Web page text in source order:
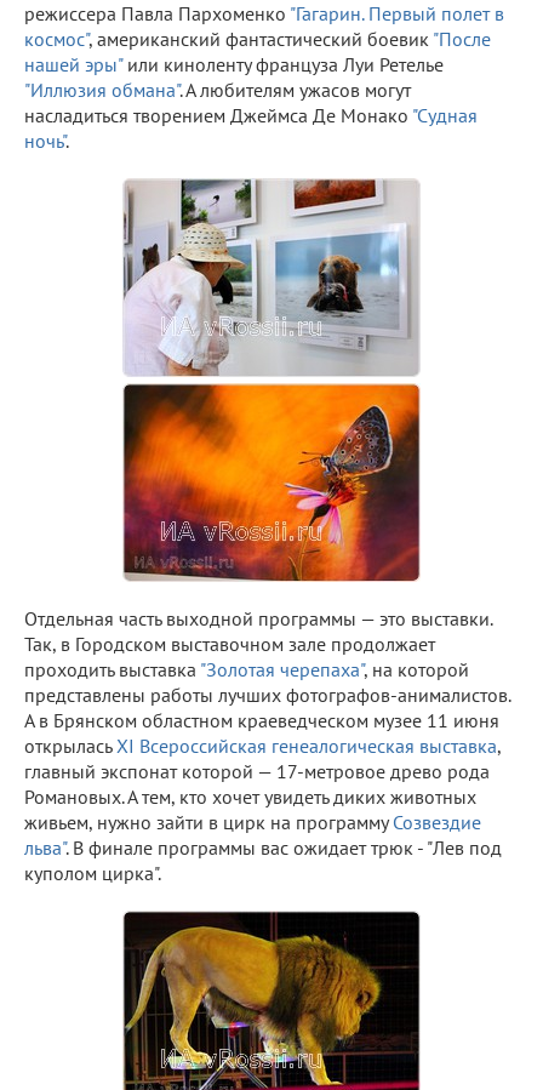
режиссера Павла Пархоменко "Гагарин. Первый полет в
космос", американский фантастический боевик "После
нашей эры"или киноленту француза Луи Ретелье
"Иллюзия обмана". А любителям ужасов могут
насладиться творением Джеймса Де Монако "Судная
ночь".
Отдельная часть выходной программы — это выставки.
Так, в Городском выставочном зале продолжает
проходить выставка "Золотая черепаха", на которой
представлены работы лучших фотографов-анималистов.
А в Брянском областном краеведческом музее 11 июня
открылась XI Всероссийская генеалогическая выставка,
главный экспонат которой — 17-метровое древо рода
Романовых. А тем, кто хочет увидеть диких животных
живьем, нужно зайти в цирк на программуСозвездие
льва". В финале программы вас ожидает трюк - "Лев под
куполом цирка".